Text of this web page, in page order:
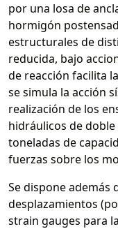
por una losa de
hormigón
estructurales de
reducida, bajo
de reacción facilita
se simula la acción
realización de los
hidráulicos de doble
toneladas de
fuerzas sobre los
Se dispone además
desplazamientos
strain gauges para